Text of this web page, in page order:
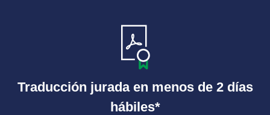
Traducción jurada en menos de 2 días
hábiles*